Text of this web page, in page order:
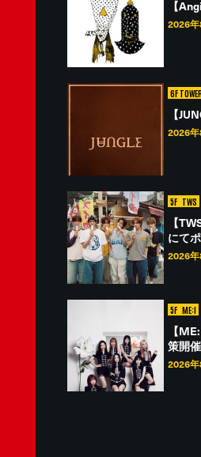
【
2026
6F
【
2026
5F TWS
【
にて
2026
5F ME:I
【
策開
2026